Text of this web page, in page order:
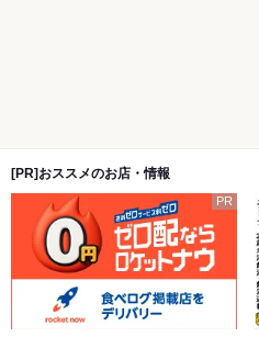
[PR]おススメのお店・情報
PR